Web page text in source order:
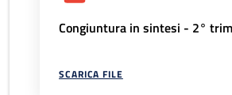
Congiuntura in sintesi - 2°
SCARICA FILE